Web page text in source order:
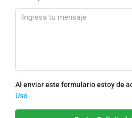
Al enviar este formulario estoy de
Uso